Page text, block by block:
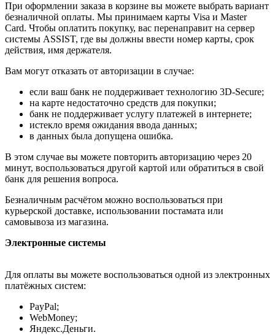
При оформлении заказа в корзине вы можете выбрать вариант
безналичной оплаты. Мы принимаем карты Visa и Master
Card. Чтобы оплатить покупку, вас перенаправит на сервер
системы ASSIST, где вы должны ввести номер карты, срок
действия, имя держателя.
Вам могут отказать от авторизации в случае:
если ваш банк не поддерживает технологию 3D-Secure;
на карте недостаточно средств для покупки;
банк не поддерживает услугу платежей в интернете;
истекло время ожидания ввода данных;
в данных была допущена ошибка.
В этом случае вы можете повторить авторизацию через 20
минут, воспользоваться другой картой или обратиться в свой
банк для решения вопроса.
Безналичным расчётом можно воспользоваться при
курьерской доставке, использовании постамата или
самовывоза из магазина.
Электронные системы
Для оплаты вы можете воспользоваться одной из электронных
платёжных систем:
PayPal;
WebMoney;
Яндекс.Деньги.